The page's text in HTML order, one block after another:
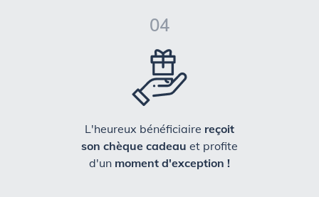
04
L'heureux bénéficiaire reçoit
son chèque cadeau et profite
d'un moment d'exception !